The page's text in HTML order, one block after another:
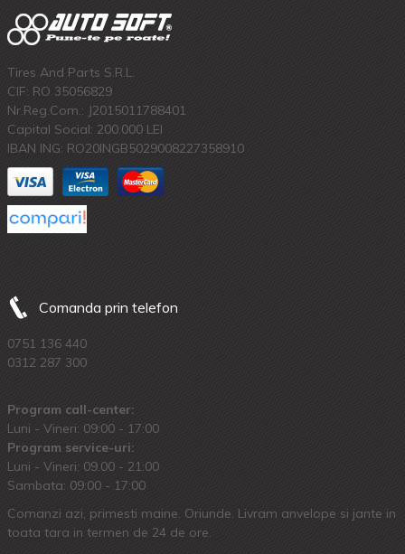
Tires And Parts S.R.L.
CIF: RO 35056829
Nr.Reg.Com.: J2015011788401
Capital Social: 200.000 LEI
IBAN ING: RO20INGB5029008227358910
Comanda prin telefon
0751 136 440
0312 287 300
Program call-center:
Luni - Vineri: 09:00 - 17:00
Program service-uri:
Luni - Vineri: 09.00 - 21:00
Sambata: 09:00 - 17:00
Comanzi azi, primesti maine. Oriunde. Livram anvelope si jante in
toata tara in termen de 24 de ore.